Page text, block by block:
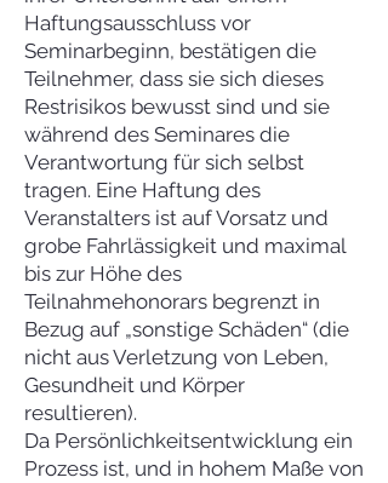
Haftungsausschluss vor
Seminarbeginn, bestätigen die
Teilnehmer, dass sie sich dieses
Restrisikos bewusst sind und sie
während des Seminares die
Verantwortung für sich selbst
tragen. Eine Haftung des
Veranstalters ist auf Vorsatz und
grobe Fahrlässigkeit und maximal
bis zur Höhe des
Teilnahmehonorars begrenzt in
Bezug auf „sonstige Schäden“ (die
nicht aus Verletzung von Leben,
Gesundheit und Körper
resultieren).
Da Persönlichkeitsentwicklung ein
Prozess ist, und in hohem Maße von